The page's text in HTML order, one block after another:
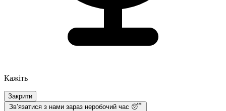
Кажіть
Закрити
Звʼязатися з нами зараз неробочий час 😴